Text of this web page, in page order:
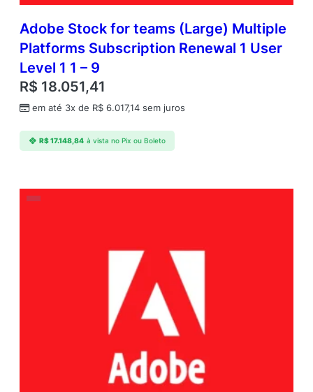
Adobe Stock for teams (Large) Multiple
Platforms Subscription Renewal 1 User
Level 1 1 – 9
R$ 18.051,41
em até 3x de R$ 6.017,14 sem juros
R$17.148,84 à vista no Pix ou Boleto